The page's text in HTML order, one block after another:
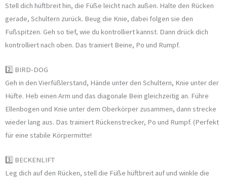
Stell dich hüftbreit hin, die Füße leicht nach außen. Halte den Rücken
gerade, Schultern zurück. Beug die Knie, dabei folgen sie den
Fußspitzen. Geh so tief, wie du kontrolliert kannst. Dann drück dich
kontrolliert nach oben. Das trainiert Beine, Po und Rumpf.
2️⃣ BIRD-DOG
Geh in den Vierfüßlerstand, Hände unter den Schultern, Knie unter der
Hüfte. Heb einen Arm und das diagonale Bein gleichzeitig an. Führe
Ellenbogen und Knie unter dem Oberkörper zusammen, dann strecke
wieder lang aus. Das trainiert Rückenstrecker, Po und Rumpf. (Perfekt
für eine stabile Körpermitte!
3️⃣ BECKENLIFT
Leg dich auf den Rücken, stell die Füße hüftbreit auf und winkle die